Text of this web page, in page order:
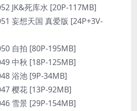
JK&死库水 [20P-117MB]
妄想天国 真爱版 [24P+3V-
自拍 [80P-195MB]
中秋 [18P-125MB]
浴池 [9P-34MB]
樱花 [13P-92MB]
雪景 [29P-154MB]